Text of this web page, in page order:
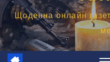
Щоденна онлайн